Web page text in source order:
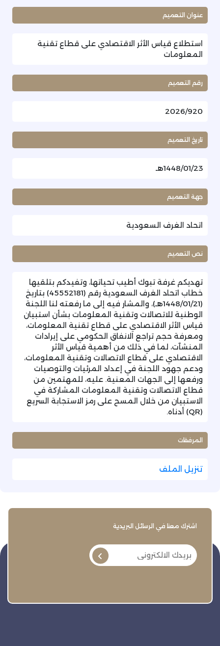
عنوان التعميم
استطلاع قياس الأثر الاقتصادي على قطاع تقنية
المعلومات
رقم التعميم
2026/920
تاريخ التعميم
1448/01/23هـ
جهة التعميم
اتحاد الغرف السعودية
نص التعميم
تهديكم غرفة تبوك أطيب تحياتها، وتفيدكم بتلقيها
خطاب اتحاد الغرف السعودية رقم (45552181) بتاريخ
(1448/01/21هـ)، والمشار فيه إلى ما رفعته لنا اللجنة
الوطنية للاتصالات وتقنية المعلومات بشأن استبيان
قياس الأثر الاقتصادي على قطاع تقنية المعلومات،
ومعرفة حجم تراجع الانفاق الحكومي على إيرادات
المنشآت، لما في ذلك من أهمية قياس الأثر
الاقتصادي على قطاع الاتصالات وتقنية المعلومات،
ودعم جهود اللجنة في إعداد المرئيات والتوصيات
ورفعها إلى الجهات المعنية. عليه، للمهتمين من
قطاع الاتصالات وتقنية المعلومات المشاركة في
الاستبيان من خلال المسح على رمز الاستجابة السريع
(QR) أدناه.
المرفقات
تنزيل الملف
اشترك معنا في الرسائل البريدية